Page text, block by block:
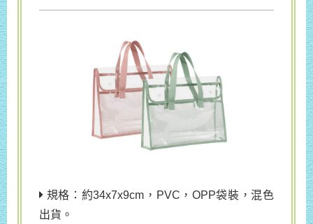
規格：約34x7x9cm，PVC，OPP袋裝，混色
出貨。